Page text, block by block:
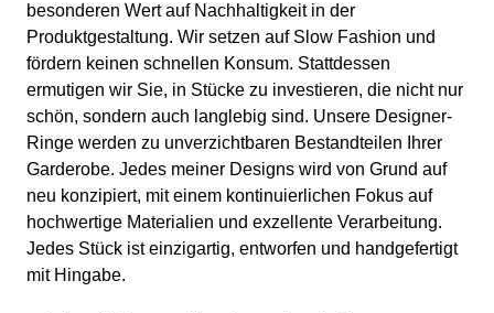
besonderen Wert auf Nachhaltigkeit in der
Produktgestaltung. Wir setzen auf Slow Fashion und
fördern keinen schnellen Konsum. Stattdessen
ermutigen wir Sie, in Stücke zu investieren, die nicht nur
schön, sondern auch langlebig sind. Unsere Designer-
Ringe werden zu unverzichtbaren Bestandteilen Ihrer
Garderobe. Jedes meiner Designs wird von Grund auf
neu konzipiert, mit einem kontinuierlichen Fokus auf
hochwertige Materialien und exzellente Verarbeitung.
Jedes Stück ist einzigartig, entworfen und handgefertigt
mit Hingabe.